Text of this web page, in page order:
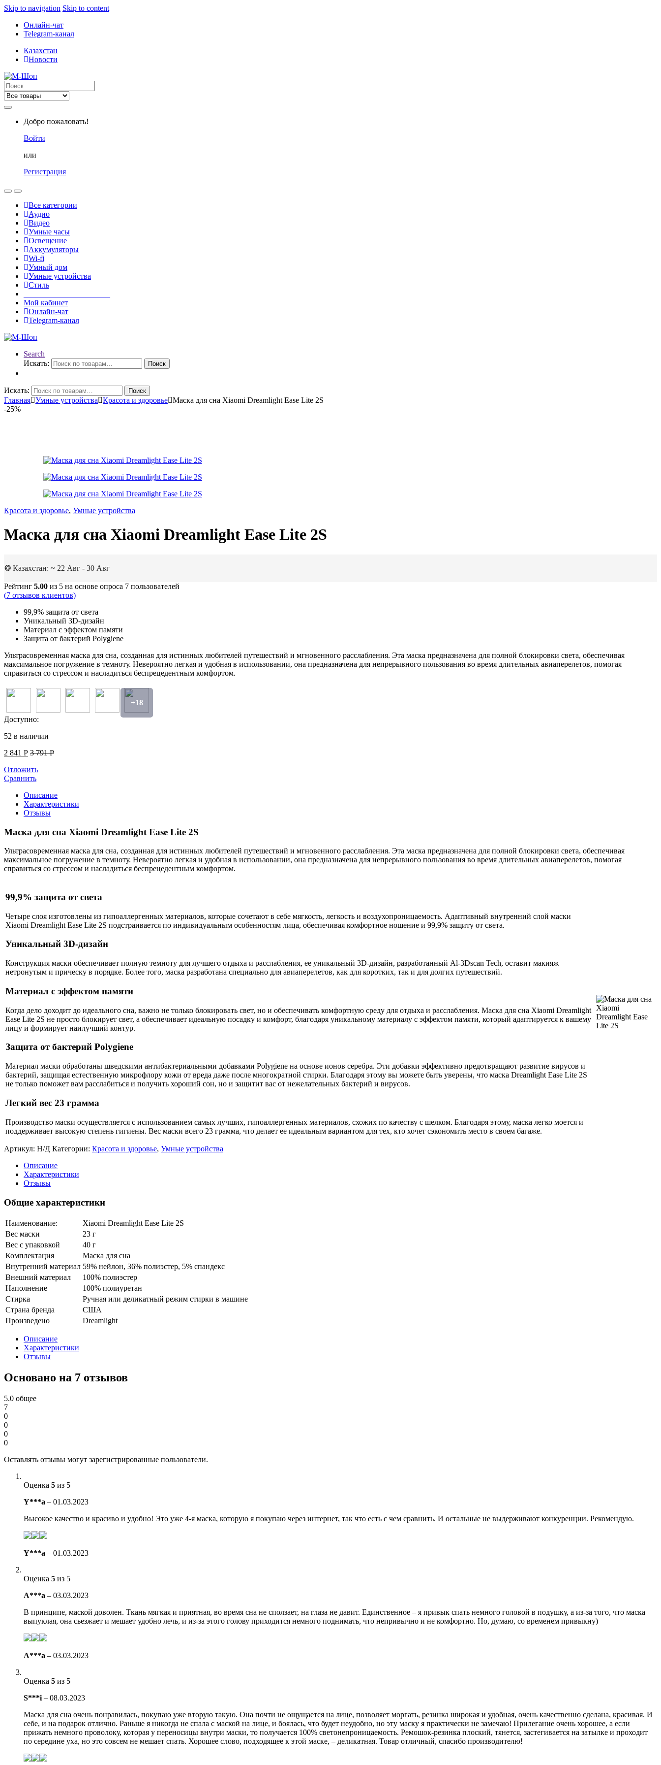
Skip to navigation Skip to content
Онлайн-чат
Telegram-канал
Казахстан
Новости
Search
for:
Добро пожаловать!
Войти
или
Регистрация
Все категории
Аудио
Видео
Умные часы
Освещение
Аккумуляторы
Wi-fi
Умный дом
Умные устройства
Стиль
Мой кабинет
Онлайн-чат
Telegram-канал
Search
Искать:
Поиск
Искать: Поиск
Главная Умные устройства Красота и здоровье Маска для сна Xiaomi Dreamlight Ease Lite 2S
-25%
Красота и здоровье, Умные устройства
Маска для сна Xiaomi Dreamlight Ease Lite 2S
❂ Казахстан: ~ 22 Авг - 30 Авг
Рейтинг 5.00 из 5 на основе опроса 7 пользователей
(7 отзывов клиентов)
99,9% защита от света
Уникальный 3D-дизайн
Материал с эффектом памяти
Защита от бактерий Polygiene
Ультрасовременная маска для сна, созданная для истинных любителей путешествий и мгновенного расслабления. Эта маска предназначена для полной блокировки света, обеспечивая
максимальное погружение в темноту. Невероятно легкая и удобная в использовании, она предназначена для непрерывного пользования во время длительных авиаперелетов, помогая
справиться со стрессом и насладиться беспрецедентным комфортом.
+18
Доступно:
52 в наличии
2 841 Р 3 791Р
Отложить
Сравнить
Описание
Характеристики
Отзывы
Маска для сна Xiaomi Dreamlight Ease Lite 2S
Ультрасовременная маска для сна, созданная для истинных любителей путешествий и мгновенного расслабления. Эта маска предназначена для полной блокировки света, обеспечивая
максимальное погружение в темноту. Невероятно легкая и удобная в использовании, она предназначена для непрерывного пользования во время длительных авиаперелетов, помогая
справиться со стрессом и насладиться беспрецедентным комфортом.
99,9% защита от света
Четыре слоя изготовлены из гипоаллергенных материалов, которые сочетают в себе мягкость, легкость и воздухопроницаемость. Адаптивный внутренний слой маски
Xiaomi Dreamlight Ease Lite 2S подстраивается по индивидуальным особенностям лица, обеспечивая комфортное ношение и 99,9% защиту от света.
Уникальный 3D-дизайн
Конструкция маски обеспечивает полную темноту для лучшего отдыха и расслабления, ее уникальный 3D-дизайн, разработанный Al-3Dscan Tech, оставит макияж
нетронутым и прическу в порядке. Более того, маска разработана специально для авиаперелетов, как для коротких, так и для долгих путешествий.
Материал с эффектом памяти
Когда дело доходит до идеального сна, важно не только блокировать свет, но и обеспечивать комфортную среду для отдыха и расслабления. Маска для сна Xiaomi Dreamlight
Ease Lite 2S не просто блокирует свет, а обеспечивает идеальную посадку и комфорт, благодаря уникальному материалу с эффектом памяти, который адаптируется к вашему
лицу и формирует наилучший контур.
Защита от бактерий Polygiene
Материал маски обработаны шведскими антибактериальными добавками Polygiene на основе ионов серебра. Эти добавки эффективно предотвращают развитие вирусов и
бактерий, защищая естественную микрофлору кожи от вреда даже после многократной стирки. Благодаря этому вы можете быть уверены, что маска Dreamlight Ease Lite 2S
не только поможет вам расслабиться и получить хороший сон, но и защитит вас от нежелательных бактерий и вирусов.
Легкий вес 23 грамма
Производство маски осуществляется с использованием самых лучших, гипоаллергенных материалов, схожих по качеству с шелком. Благодаря этому, маска легко моется и
поддерживает высокую степень гигиены. Вес маски всего 23 грамма, что делает ее идеальным вариантом для тех, кто хочет сэкономить место в своем багаже.
Артикул: Н/Д Категории: Красота и здоровье, Умные устройства
Описание
Характеристики
Отзывы
Общие характеристики
Наименование:
Xiaomi Dreamlight Ease Lite 2S
Вес маски
23 г
Вес с упаковкой
40 г
Комплектация
Маска для сна
Внутренний материал 59% нейлон, 36% полиэстер, 5% спандекс
Внешний материал
100% полиэстер
Наполнение
100% полиуретан
Стирка
Ручная или деликатный режим стирки в машине
Страна бренда
США
Произведено
Dreamlight
Описание
Характеристики
Отзывы
Основано на 7 отзывов
5.0 общее
7
0
0
0
0
Оставлять отзывы могут зарегистрированные пользователи.
Оценка 5 из 5
Y***a – 01.03.2023
Высокое качество и красиво и удобно! Это уже 4-я маска, которую я покупаю через интернет, так что есть с чем сравнить. И остальные не выдерживают конкуренции. Рекомендую.
Y***a – 01.03.2023
Оценка 5 из 5
A***a – 03.03.2023
В принципе, маской доволен. Ткань мягкая и приятная, во время сна не сползает, на глаза не давит. Единственное – я привык спать немного головой в подушку, а из-за того, что маска
выпуклая, она сьезжает и мешает удобно лечь, и из-за этого голову приходится немного поднимать, что непривычно и не комфортно. Но, думаю, со временем привыкну)
A***a – 03.03.2023
Оценка 5 из 5
S***i – 08.03.2023
Маска для сна очень понравилась, покупаю уже вторую такую. Она почти не ощущается на лице, позволяет моргать, резинка широкая и удобная, очень качественно сделана, красивая. И
себе, и на подарок отлично. Раньше я никогда не спала с маской на лице, и боялась, что будет неудобно, но эту маску я практически не замечаю! Прилегание очень хорошее, а если
прижать немного проволоку, которая у переносицы внутри маски, то получается 100% светонепроницаемость. Ремошок-резинка плоский, тянется, застегивается на затылке и проходит
по середине уха, но это совсем не мешает спать. Хорошее слово, подходящее к этой маске, – деликатная. Товар отличный, спасибо производителю!